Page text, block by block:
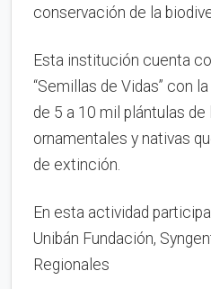
conservación de la
Esta institución cuenta
“Semillas de Vidas” con
de 5 a 10 mil plántulas
ornamentales y nativas
de extinción.
En esta actividad
Unibán Fundación,
Regionales